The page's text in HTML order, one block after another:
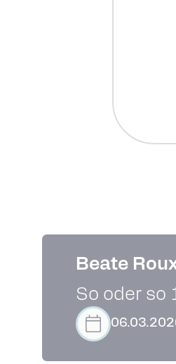
Beate
So oder so